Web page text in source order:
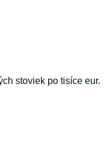
stoviek po tisíce eur.